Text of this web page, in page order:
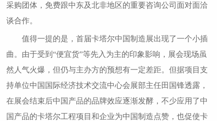
采购团体，免费跟中东及北非地区的重要咨询公司面对面洽
谈合作。
值得一提的是，首届卡塔尔中国制造展出现了一个小插
曲。由于受到“便宜货”等先入为主的印象影响，展会现场虽
然人气火爆，但仍与主办方的预想有一定差距。但据项目支
持单位中国国际经济技术交流中心会展部主任田国锋透露，
在展会结束后中国产品的品牌效应逐渐发酵，不少应用了中
国产品的卡塔尔工程项目和企业为中国制造点赞，也促使卡